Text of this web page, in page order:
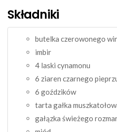
Składniki
butelka czerowonego
imbir
4 laski cynamonu
6 ziaren czarnego
6 goździków
tarta gałka
gałązka świeżego